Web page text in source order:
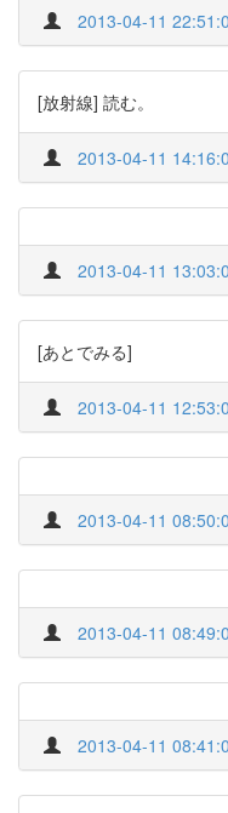
2013-04-11
[放射線] 読む。
2013-04-11
2013-04-11
[あとでみる]
2013-04-11
2013-04-11
2013-04-11
2013-04-11